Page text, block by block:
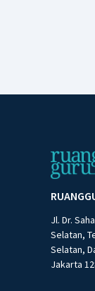
Jl. Dr.
Selatan,
Selatan,
Jakarta